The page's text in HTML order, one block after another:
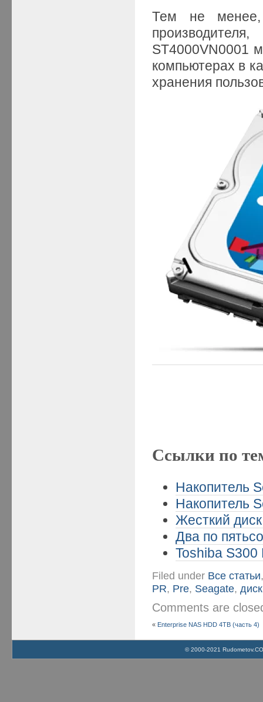
Тем не менее,
ST4000VN0001
компьютерах в
хранения
Ссылки по
Накопитель
Накопитель
Жесткий
Два по
Toshiba S300
Filed under Все статьи
PR, Pre, Seagate,диск
Comments are
« Enterprise NAS HDD 4TB (часть 4)
© 2000-2021